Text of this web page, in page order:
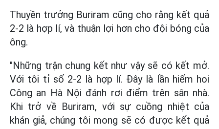
Thuyền trưởng Buriram cũng cho rằng kết quả
2-2 là hợp lí, và thuận lợi hơn cho đội bóng của
ông.
"Những trận chung kết như vậy sẽ có kết mở.
Với tôi tỉ số 2-2 là hợp lí. Đây là lần hiếm hoi
Công an Hà Nội đánh rơi điểm trên sân nhà.
Khi trở về Buriram, với sự cuồng nhiệt của
khán giả, chúng tôi mong sẽ có được kết quả